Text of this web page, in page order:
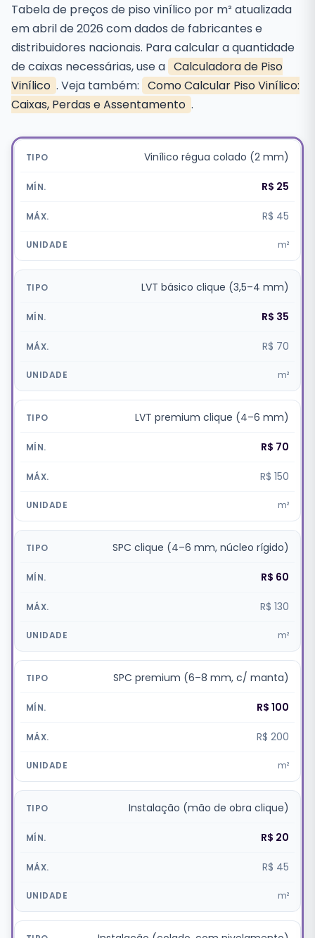
Tabela de preços de piso vinílico por m² atualizada
em abril de 2026 com dados de fabricantes e
distribuidores nacionais. Para calcular a quantidade
de caixas necessárias, use a Calculadora de Piso
Vinílico . Veja também: Como Calcular Piso Vinílico:
Caixas, Perdas e Assentamento .
Vinílico régua colado (2 mm)
R$ 25
R$ 45
m²
LVT básico clique (3,5–4 mm)
R$ 35
R$ 70
m²
LVT premium clique (4–6 mm)
R$ 70
R$ 150
m²
SPC clique (4–6 mm, núcleo rígido)
R$ 60
R$ 130
m²
SPC premium (6–8 mm, c/ manta)
R$ 100
R$ 200
m²
Instalação (mão de obra clique)
R$ 20
R$ 45
m²